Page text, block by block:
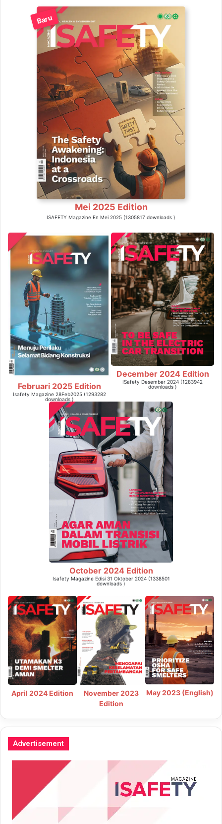
Baru
Mei 2025 Edition
ISAFETY Magazine En Mei 2025 (1305817 downloads )
Februari 2025 Edition
Isafety Magazine 28Feb2025 (1293282
downloads )
December 2024 Edition
ISafety Desember 2024 (1283942
downloads )
October 2024 Edition
Isafety Magazine Edisi 31 Oktober 2024 (1338501
downloads )
April 2024 Edition
November 2023
Edition
May 2023 (English)
Advertisement